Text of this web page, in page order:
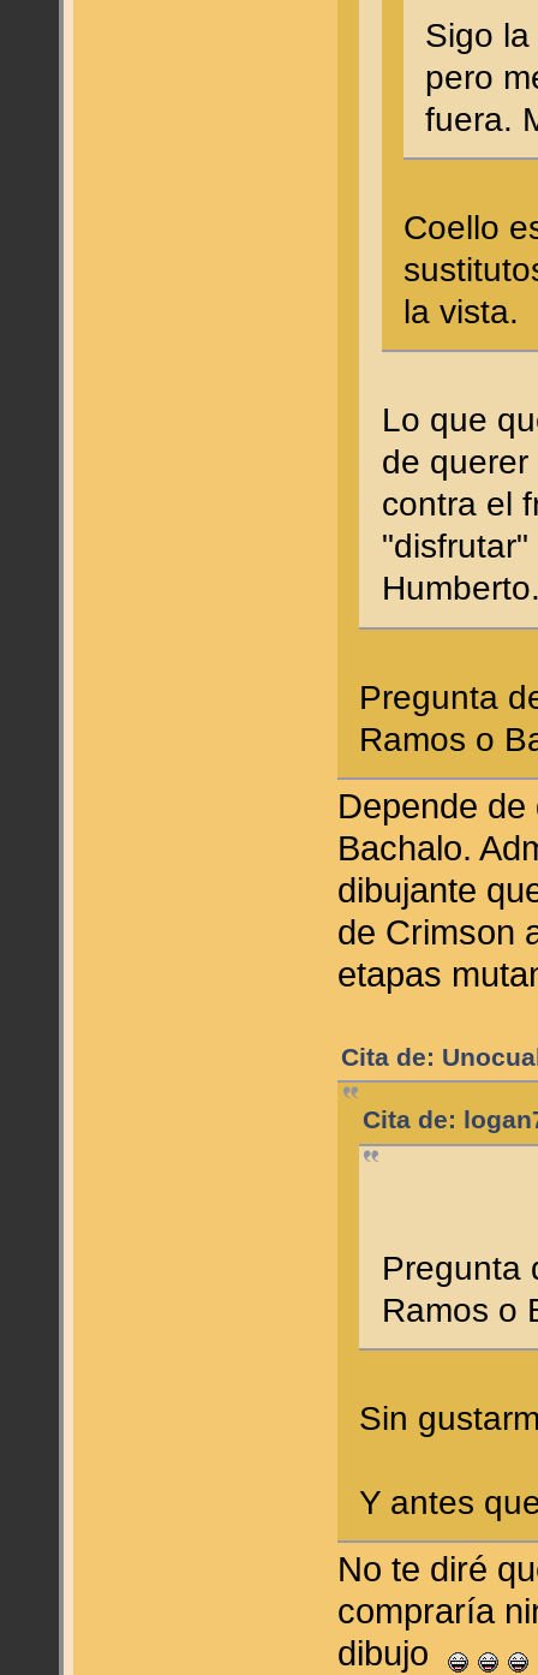
Sigo
pero
fuera.
Coello
la vista.
Lo que
de
contra el
Pregunta
Ramos o
Depende
Bachalo.
dibujante
de Crimson
etapas
Cita de:
Cita de:
Pregunta
Ramos
Sin
Y antes
No te diré
compraría
dibujo